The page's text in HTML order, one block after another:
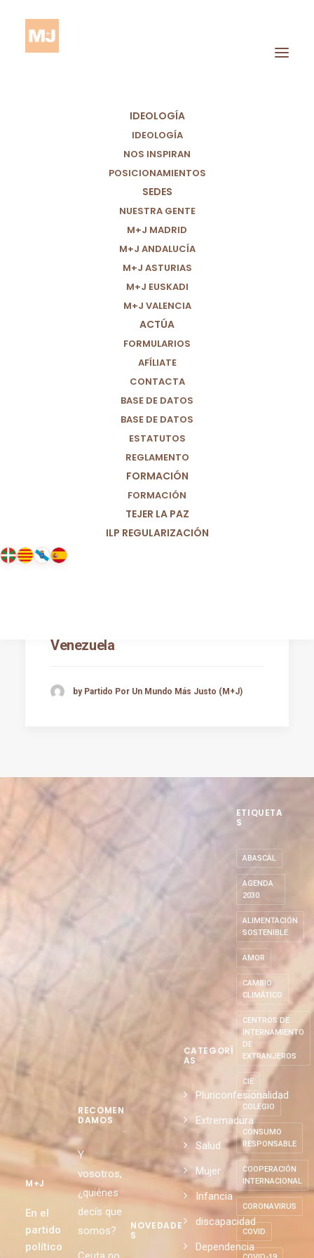
IDEOLOGÍA
IDEOLOGÍA
NOS INSPIRAN
POSICIONAMIENTOS
SEDES
NUESTRA GENTE
M+J MADRID
M+J ANDALUCÍA
M+J ASTURIAS
M+J EUSKADI
M+J VALENCIA
ACTÚA
FORMULARIOS
AFÍLIATE
CONTACTA
BASE DE DATOS
BASE DE DATOS
ESTATUTOS
REGLAMENTO
FORMACIÓN
FORMACIÓN
TEJER LA PAZ
ILP REGULARIZACIÓN
Diplomacia
Internacional
Venezuela
by Partido Por Un Mundo Más Justo (M+J)
M+J
En el
partido
político
RECOMEN
DAMOS
Y
vosotros,
¿quiénes
decís que
somos?
NOVEDADE
S
CATEGORÍ
AS
Pluriconfesionalidad
Extremadura
Salud
Mujer
Infancia
discapacidad
Dependencia
ETIQUETA
S
ABASCAL
AGENDA
2030
ALIMENTACIÓN
SOSTENIBLE
AMOR
CAMBIO
CLIMÁTICO
CENTROS DE
INTERNAMIENTO
DE
EXTRANJEROS
CIE
COLEGIO
CONSUMO
RESPONSABLE
COOPERACIÓN
INTERNACIONAL
CORONAVIRUS
COVID